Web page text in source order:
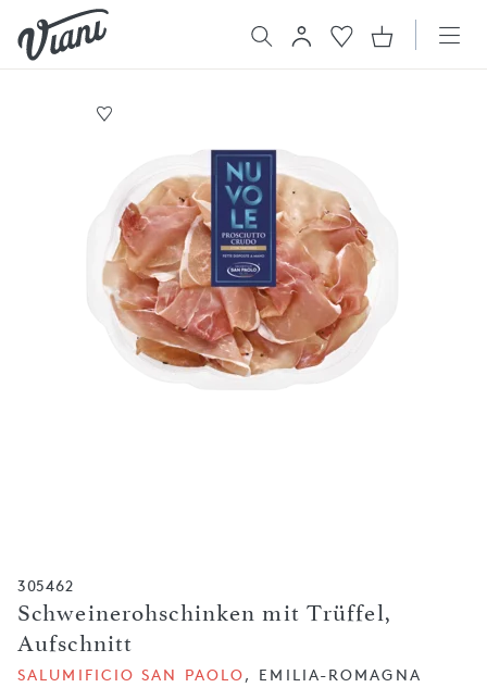
305462
Schweinerohschinken mit Trüffel,
Aufschnitt
SALUMIFICIO SAN PAOLO, EMILIA-ROMAGNA